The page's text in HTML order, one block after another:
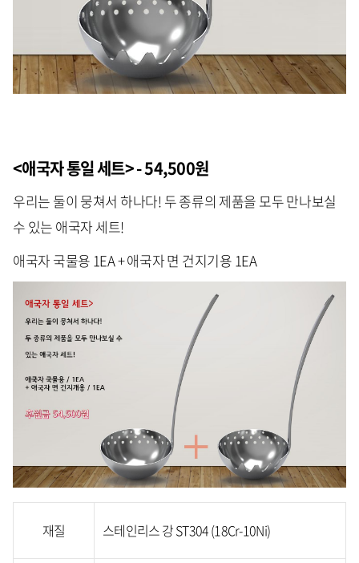
<애국자 통일 세트> - 54,500원
우리는 둘이 뭉쳐서 하나다! 두 종류의 제품을 모두 만나보실
수 있는 애국자 세트!
애국자 국물용 1EA + 애국자 면 건지기용 1EA
재질 스테인리스 강 ST304 (18Cr-10Ni)